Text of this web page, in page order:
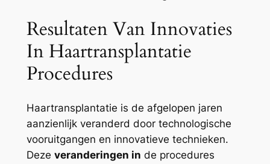
Resultaten Van Innovaties
In Haartransplantatie
Procedures
Haartransplantatie is de afgelopen jaren
aanzienlijk veranderd door technologische
vooruitgangen en innovatieve technieken.
Deze veranderingen in de procedures